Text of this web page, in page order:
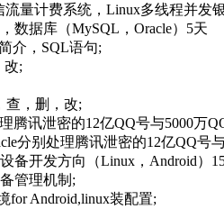
量计费系统，Linux多线程并发
数据库（MySQL，Oracle）5天
介，SQL语句;
改;
查，删，改;
腾讯泄密的12亿QQ号与5000万
分别处理腾讯泄密的12亿QQ号与
备开发方向（Linux，Android）
管理机制;
for Android,linux装配置;